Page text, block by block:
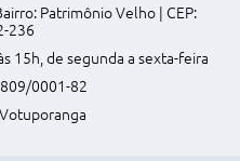
Patrimônio Velho | CEP:
236
15h, de segunda a sexta-feira
0001-82